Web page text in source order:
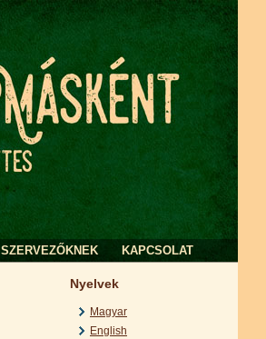
SZERVEZŐKNEK KAPCSOLAT
Nyelvek
Magyar
English